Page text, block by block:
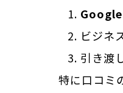
Google
ビジネ
引き渡
特に口コミ